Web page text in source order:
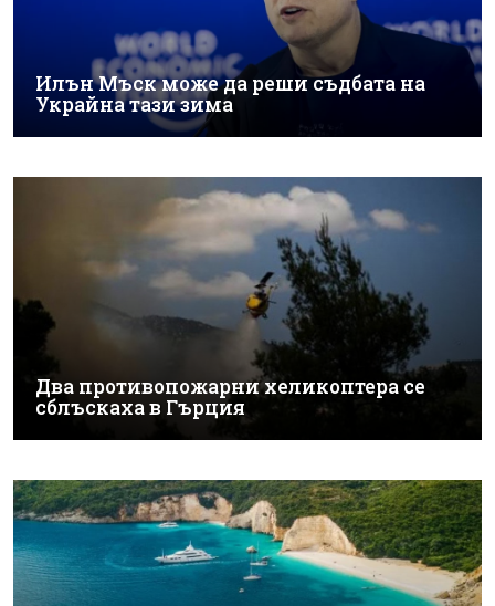
Илън Мъск може да реши съдбата на
Украйна тази зима
Два противопожарни хеликоптера се
сблъскаха в Гърция